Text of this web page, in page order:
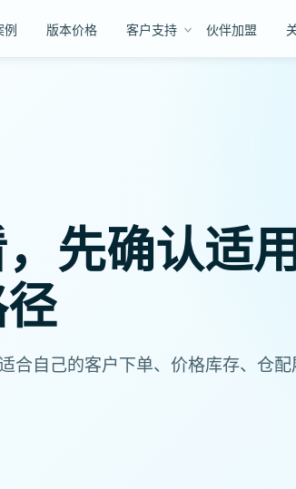
例 版本价格 客户支持 伙伴加盟
先确认适
合自己的客户下单、价格库存、仓配